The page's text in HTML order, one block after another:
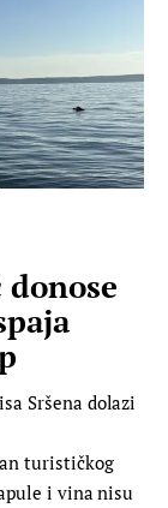
Sršena dolazi
turističkog
i vina nisu